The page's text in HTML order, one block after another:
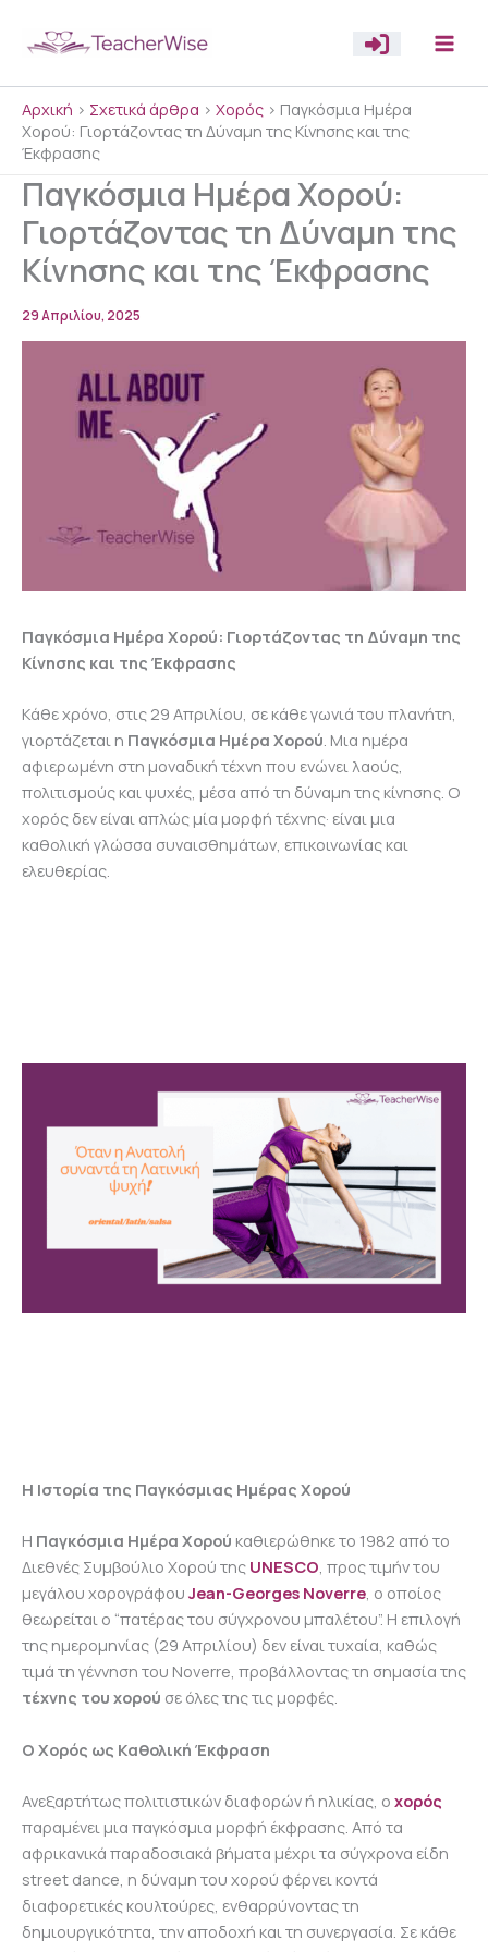
Αρχική > Σχετικά άρθρα > Χορός > Παγκόσμια Ημέρα
Χορού: Γιορτάζοντας τη Δύναμη της Κίνησης και της
Έκφρασης
Παγκόσμια Ημέρα Χορού:
Γιορτάζοντας τη Δύναμη της
Κίνησης και της Έκφρασης
29 Απριλίου, 2025
Παγκόσμια Ημέρα Χορού: Γιορτάζοντας τη Δύναμη της
Κίνησης και της Έκφρασης
Κάθε χρόνο, στις 29 Απριλίου, σε κάθε γωνιά του πλανήτη,
γιορτάζεται η Παγκόσμια Ημέρα Χορού. Μια ημέρα
αφιερωμένη στη μοναδική τέχνη που ενώνει λαούς,
πολιτισμούς και ψυχές, μέσα από τη δύναμη της κίνησης. Ο
χορός δεν είναι απλώς μία μορφή τέχνης· είναι μια
καθολική γλώσσα συναισθημάτων, επικοινωνίας και
ελευθερίας.
Η Ιστορία της Παγκόσμιας Ημέρας Χορού
Η Παγκόσμια Ημέρα Χορού καθιερώθηκε το 1982 από το
Διεθνές Συμβούλιο Χορού της UNESCO, προς τιμήν του
μεγάλου χορογράφου Jean-Georges Noverre, ο οποίος
θεωρείται ο “πατέρας του σύγχρονου μπαλέτου”. Η επιλογή
της ημερομηνίας (29 Απριλίου) δεν είναι τυχαία, καθώς
τιμά τη γέννηση του Noverre, προβάλλοντας τη σημασία της
τέχνης του χορού σε όλες της τις μορφές.
Ο Χορός ως Καθολική Έκφραση
Ανεξαρτήτως πολιτιστικών διαφορών ή ηλικίας, ο χορός
παραμένει μια παγκόσμια μορφή έκφρασης. Από τα
αφρικανικά παραδοσιακά βήματα μέχρι τα σύγχρονα είδη
street dance, η δύναμη του χορού φέρνει κοντά
διαφορετικές κουλτούρες, ενθαρρύνοντας τη
δημιουργικότητα, την αποδοχή και τη συνεργασία. Σε κάθε